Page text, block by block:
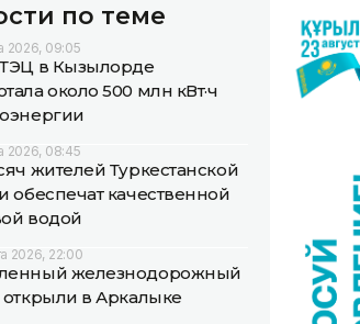
по теме
2026, 09:05
в Кызылорде
около 500 млн кВт·ч
2026, 08:45
жителей Туркестанской
обеспечат качественной
водой
2026, 22:00
железнодорожный
открыли в Аркалыке